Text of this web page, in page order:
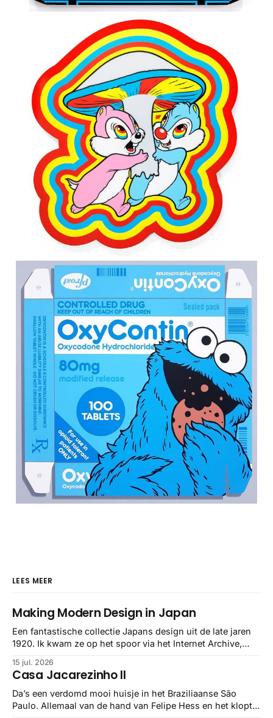
LEES MEER
Making Modern Design in Japan
Een fantastische collectie Japans design uit de late jaren
1920. Ik kwam ze op het spoor via het Internet Archive,
gebundeld in een: boek ✨ Daarin hebben ze alle scans een
stuk netter getrokken, maar op deze manier vind ik ze er
minstens
15 jul. 2026
Casa Jacarezinho II
Da’s een verdomd mooi huisje in het Braziliaanse São
Paulo. Allemaal van de hand van Felipe Hess en het klopt